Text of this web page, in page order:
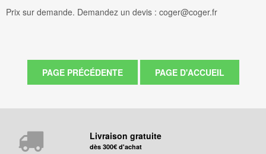
Prix sur demande. Demandez un devis : coger@coger.fr
Livraison gratuite
dès 300€ d'achat